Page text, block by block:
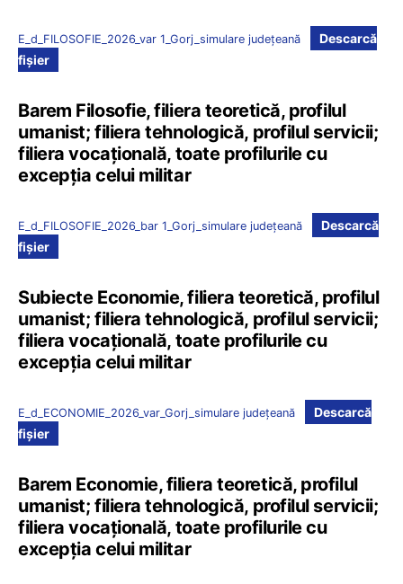
E_d_FILOSOFIE_2026_var 1_Gorj_simulare județeană
Descarcă
fișier
Barem Filosofie, filiera teoretică, profilul
umanist; filiera tehnologică, profilul servicii;
filiera vocațională, toate profilurile cu
excepția celui militar
E_d_FILOSOFIE_2026_bar 1_Gorj_simulare județeană
Descarcă
fișier
Subiecte Economie, filiera teoretică, profilul
umanist; filiera tehnologică, profilul servicii;
filiera vocațională, toate profilurile cu
excepția celui militar
E_d_ECONOMIE_2026_var_Gorj_simulare județeană
Descarcă
fișier
Barem Economie, filiera teoretică, profilul
umanist; filiera tehnologică, profilul servicii;
filiera vocațională, toate profilurile cu
excepția celui militar